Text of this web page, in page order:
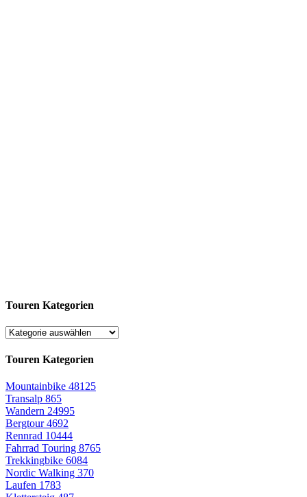
Touren Kategorien
Touren Kategorien
Mountainbike 48125
Transalp 865
Wandern 24995
Bergtour4692
Rennrad 10444
Fahrrad Touring 8765
Trekkingbike 6084
Nordic Walking 370
Laufen 1783